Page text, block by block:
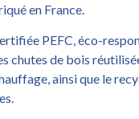
en France.
PEFC, éco-
chutes de bois
ainsi que le